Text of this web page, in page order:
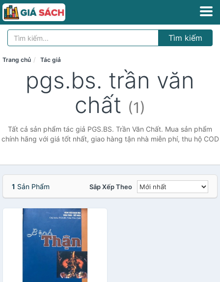
Tìm kiếm
Trang chủ Tác giả
pgs.bs. trần văn
chất (1)
Tất cả sản phẩm tác giả PGS.BS. Trần Văn Chất. Mua sản phẩm
chính hãng với giá tốt nhất, giao hàng tận nhà miễn phí, thu hộ COD
1 Sản Phẩm Sắp Xếp Theo